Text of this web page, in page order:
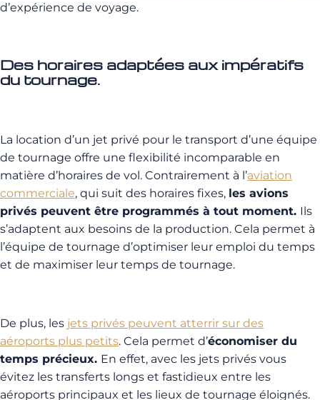
d’expérience de voyage.
Des horaires adaptées aux impératifs
du tournage.
La location d’un jet privé pour le transport d’une équipe
de tournage offre une flexibilité incomparable en
matière d’horaires de vol. Contrairement à l’aviation
commerciale, qui suit des horaires fixes, les avions
privés peuvent être programmés à tout moment. Ils
s’adaptent aux besoins de la production. Cela permet à
l’équipe de tournage d’optimiser leur emploi du temps
et de maximiser leur temps de tournage.
De plus, les jets privés peuvent atterrir sur des
aéroports plus petits. Cela permet d’économiser du
temps précieux. En effet, avec les jets privés vous
évitez les transferts longs et fastidieux entre les
aéroports principaux et les lieux de tournage éloignés.